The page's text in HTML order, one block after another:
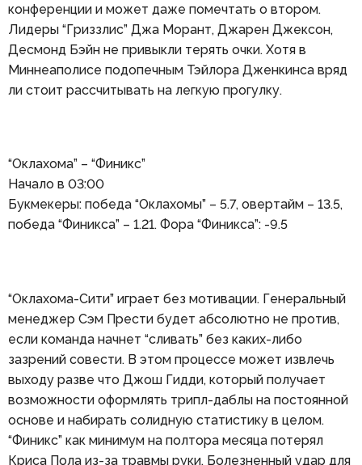
конференции и может даже помечтать о втором.
Лидеры “Гриззлис” Джа Морант, Джарен Джексон,
Десмонд Бэйн не привыкли терять очки. Хотя в
Миннеаполисе подопечным Тэйлора Дженкинса вряд
ли стоит рассчитывать на легкую прогулку.
“Оклахома” – “Финикс”
Начало в 03:00
Букмекеры: победа “Оклахомы” – 5.7, овертайм – 13.5,
победа “Финикса” – 1.21. Фора “Финикса”: -9.5
“Оклахома-Сити” играет без мотивации. Генеральный
менеджер Сэм Прести будет абсолютно не против,
если команда начнет “сливать” без каких-либо
зазрений совести. В этом процессе может извлечь
выходу разве что Джош Гидди, который получает
возможности оформлять трипл-даблы на постоянной
основе и набирать солидную статистику в целом.
“Финикс” как минимум на полтора месяца потерял
Криса Пола из-за травмы руки. Болезненный удар для